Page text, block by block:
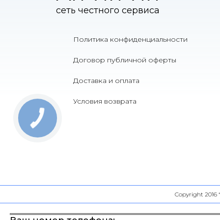
сеть честного сервиса
Политика конфиденциальности
Договор публичной оферты
Доставка и оплата
Условия возврата
Copyright 2016